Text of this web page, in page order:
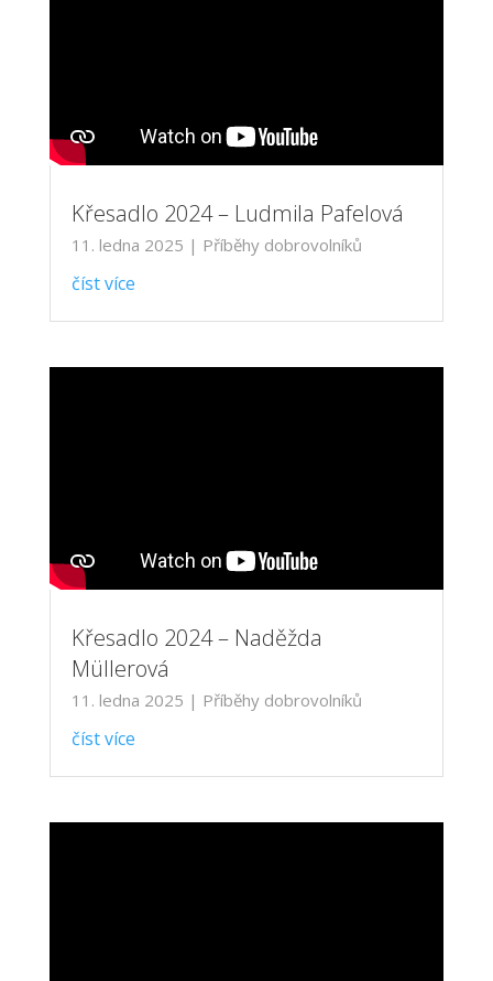
Křesadlo 2024 – Ludmila Pafelová
11. ledna 2025 | Příběhy dobrovolníků
číst více
Křesadlo 2024 – Naděžda
Müllerová
11. ledna 2025 | Příběhy dobrovolníků
číst více